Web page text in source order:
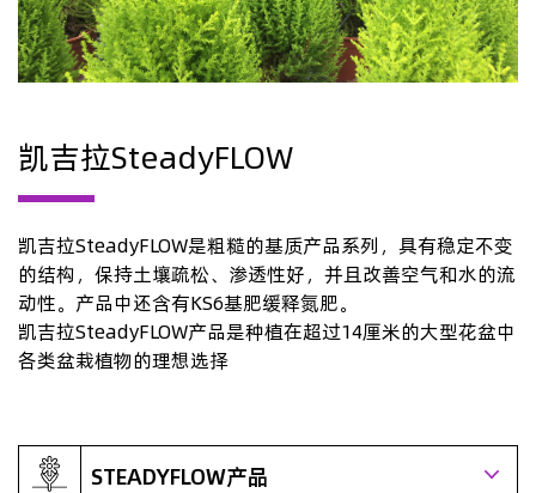
凯吉拉SteadyFLOW
凯吉拉SteadyFLOW是粗糙的基质产品系列，具有稳定不变
的结构，保持土壤疏松、渗透性好，并且改善空气和水的流
动性。产品中还含有KS6基肥缓释氮肥。
凯吉拉SteadyFLOW产品是种植在超过14厘米的大型花盆中
各类盆栽植物的理想选择
STEADYFLOW产品